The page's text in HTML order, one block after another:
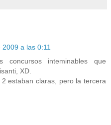
a las 0:11
concursos inteminables que
XD.
estaban claras, pero la tercera